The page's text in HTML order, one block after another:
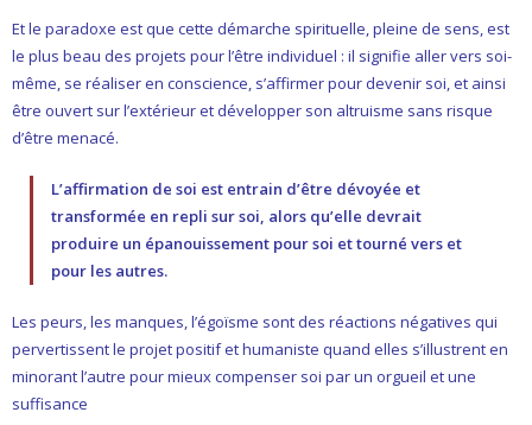
- Quality Teams
- L'intelligence émotionnelle
- Coaching
- Consulting
BLOG
CONTACT
Et le paradoxe est que cette démarche spirituelle, pleine de sens, est
le plus beau des projets pour l’être individuel : il signifie aller vers soi-
même, se réaliser en conscience, s’affirmer pour devenir soi, et ainsi
être ouvert sur l’extérieur et développer son altruisme sans risque
d’être menacé.
L’affirmation de soi est entrain d’être dévoyée et
transformée en repli sur soi, alors qu’elle devrait
produire un épanouissement pour soi et tourné vers et
pour les autres.
Les peurs, les manques, l’égoïsme sont des réactions négatives qui
pervertissent le projet positif et humaniste quand elles s’illustrent en
minorant l’autre pour mieux compenser soi par un orgueil et une
suffisance